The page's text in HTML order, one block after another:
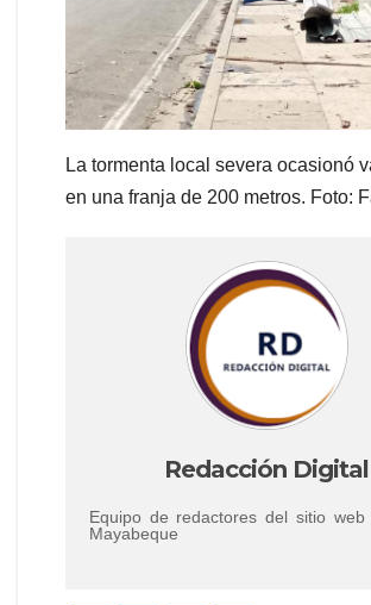
La tormenta local severa ocasionó
en una franja de 200 metros. Foto:
Redacción Digital
Equipo de redactores del sitio web
Mayabeque